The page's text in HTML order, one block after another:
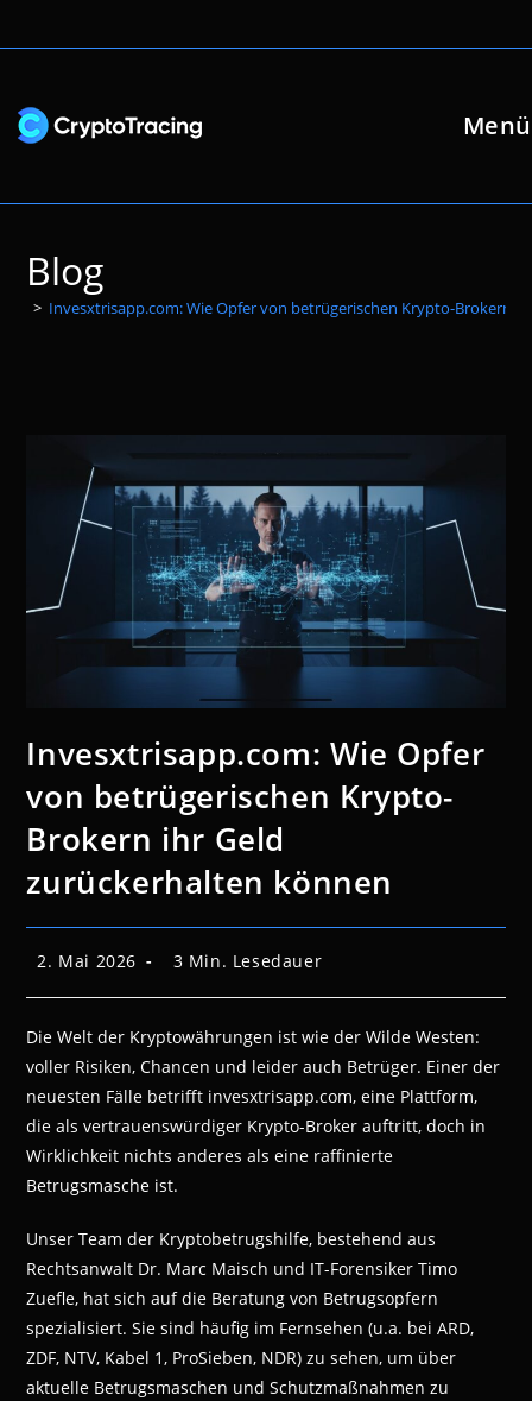
Inhalt
Menü
Blog
> Invesxtrisapp.com: Wie Opfer von betrügerischen Krypto-Brokern
Invesxtrisapp.com: Wie Opfer
von betrügerischen Krypto-
Brokern ihr Geld
zurückerhalten können
Beitrag
2. Mai 2026 Lesedauer:
3 Min. Lesedauer
Die Welt der Kryptowährungen ist wie der Wilde Westen:
voller Risiken, Chancen und leider auch Betrüger. Einer der
neuesten Fälle betrifft invesxtrisapp.com, eine Plattform,
die als vertrauenswürdiger Krypto-Broker auftritt, doch in
Wirklichkeit nichts anderes als eine raffinierte
Betrugsmasche ist.
Unser Team der Kryptobetrugshilfe, bestehend aus
Rechtsanwalt Dr. Marc Maisch und IT-Forensiker Timo
Zuefle, hat sich auf die Beratung von Betrugsopfern
spezialisiert. Sie sind häufig im Fernsehen (u.a. bei ARD,
ZDF, NTV, Kabel 1, ProSieben, NDR) zu sehen, um über
aktuelle Betrugsmaschen und Schutzmaßnahmen zu